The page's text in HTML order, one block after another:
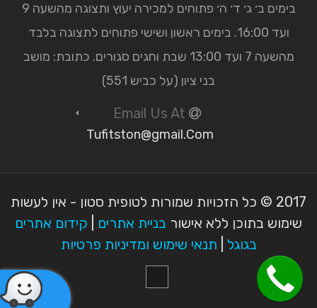
בימים ב׳ ג׳ ד׳ ה׳ פתוחים למכירה יעוץ ותצוגה מהשעה 9
ועד 16:00. בימים ראשון ושישי פתוחים לתצוגה בלבד
מהשעה 7 ועד 13:00 שבת וחגים סגורים. כתובת: מושב
בני ציון (על כביש 551)
Tufitston@gmail.Com
2017 © כל הזכויות שמורות לטופית סטון - אין לעשות
שימוש בתוכן ללא אישור בניית אתרים
קידום אתרים
בגוגל
תנאי שימוש ומדיניות פרטיות